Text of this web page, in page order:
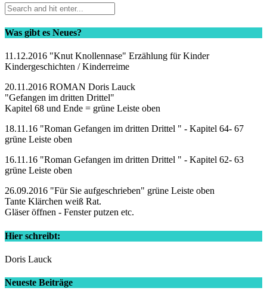
Was gibt es Neues?
11.12.2016 "Knut Knollennase" Erzählung für Kinder
Kindergeschichten / Kinderreime
20.11.2016 ROMAN Doris Lauck
"Gefangen im dritten Drittel"
Kapitel 68 und Ende = grüne Leiste oben
18.11.16 "Roman Gefangen im dritten Drittel " - Kapitel 64- 67
grüne Leiste oben
16.11.16 "Roman Gefangen im dritten Drittel " - Kapitel 62- 63
grüne Leiste oben
26.09.2016 "Für Sie aufgeschrieben" grüne Leiste oben
Tante Klärchen weiß Rat.
Gläser öffnen - Fenster putzen etc.
Hier schreibt:
Doris Lauck
Neueste Beiträge